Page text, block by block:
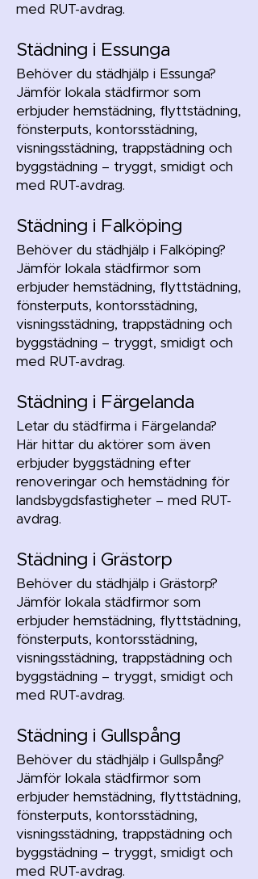
med RUT-avdrag.
Städning i Essunga
Behöver du städhjälp i Essunga?
Jämför lokala städfirmor som
erbjuder hemstädning, flyttstädning,
fönsterputs, kontorsstädning,
visningsstädning, trappstädning och
byggstädning – tryggt, smidigt och
med RUT-avdrag.
Städning i Falköping
Behöver du städhjälp i Falköping?
Jämför lokala städfirmor som
erbjuder hemstädning, flyttstädning,
fönsterputs, kontorsstädning,
visningsstädning, trappstädning och
byggstädning – tryggt, smidigt och
med RUT-avdrag.
Städning i Färgelanda
Letar du städfirma i Färgelanda?
Här hittar du aktörer som även
erbjuder byggstädning efter
renoveringar och hemstädning för
landsbygdsfastigheter – med RUT-
avdrag.
Städning i Grästorp
Behöver du städhjälp i Grästorp?
Jämför lokala städfirmor som
erbjuder hemstädning, flyttstädning,
fönsterputs, kontorsstädning,
visningsstädning, trappstädning och
byggstädning – tryggt, smidigt och
med RUT-avdrag.
Städning i Gullspång
Behöver du städhjälp i Gullspång?
Jämför lokala städfirmor som
erbjuder hemstädning, flyttstädning,
fönsterputs, kontorsstädning,
visningsstädning, trappstädning och
byggstädning – tryggt, smidigt och
med RUT-avdrag.